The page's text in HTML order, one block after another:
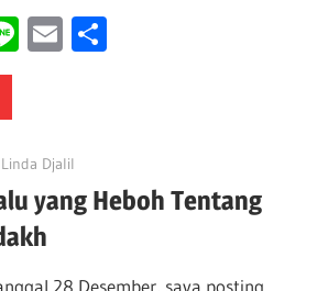
LineEmail
Linda Djalil
yang Heboh Tentang
28 Desember, saya posting